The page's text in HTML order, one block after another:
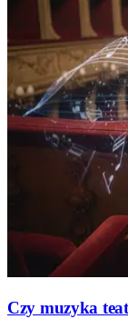
Czy muzyka